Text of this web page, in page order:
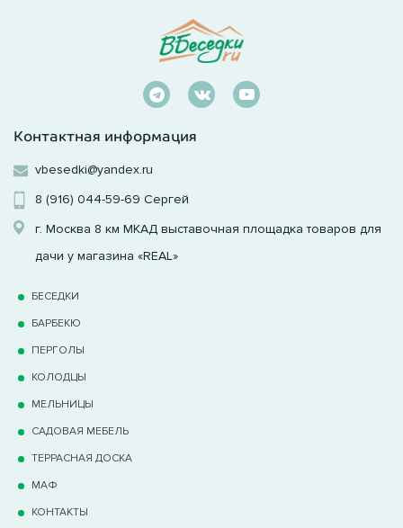
Контактная информация
vbesedki@yandex.ru
8 (916) 044-59-69 Сергей
г. Москва 8 км МКАД выставочная площадка товаров для
дачи у магазина «REAL»
БЕСЕДКИ
БАРБЕКЮ
ПЕРГОЛЫ
КОЛОДЦЫ
МЕЛЬНИЦЫ
САДОВАЯ МЕБЕЛЬ
ТЕРРАCНАЯ ДОСКА
МАФ
КОНТАКТЫ